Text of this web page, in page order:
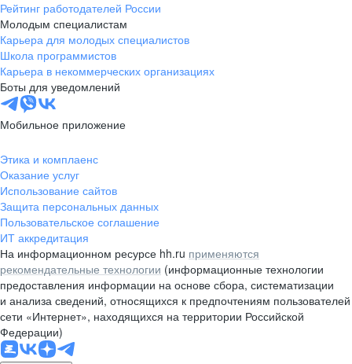
Рейтинг работодателей России
Молодым специалистам
Карьера для молодых специалистов
Школа программистов
Карьера в некоммерческих организациях
Боты для уведомлений
Мобильное приложение
Этика и комплаенс
Оказание услуг
Использование сайтов
Защита персональных данных
Пользовательское соглашение
ИТ аккредитация
На информационном ресурсе hh.ru применяются
рекомендательные технологии (информационные технологии
предоставления информации на основе сбора, систематизации
и анализа сведений, относящихся к предпочтениям пользователей
сети «Интернет», находящихся на территории Российской
Федерации)